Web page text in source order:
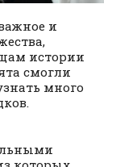
и
истории
смогли
много